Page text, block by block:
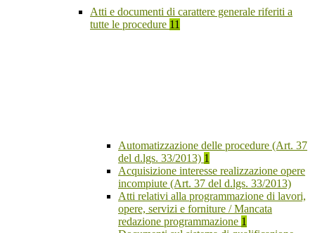
Atti e documenti di carattere generale riferiti a
tutte le procedure 11
Automatizzazione delle procedure (Art. 37
del d.lgs. 33/2013) 1
Acquisizione interesse realizzazione opere
incompiute (Art. 37 del d.lgs. 33/2013)
Atti relativi alla programmazione di lavori,
opere, servizi e forniture / Mancata
redazione programmazione 1